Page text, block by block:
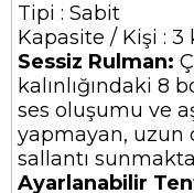
Tipi : Sabit
Kapasite / Kişi :
Sessiz Rulman:
kalınlığındaki 8
ses oluşumu ve
yapmayan, uzun
sallantı
Ayarlanabilir